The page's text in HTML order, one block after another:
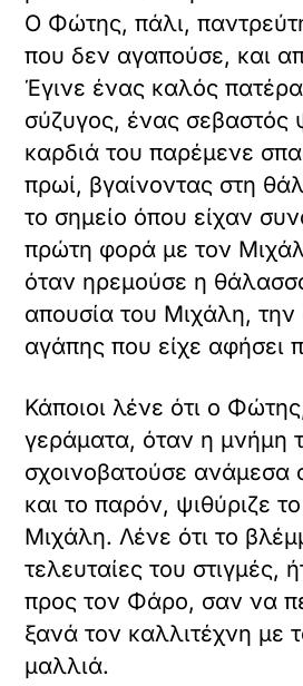
Ο Φώτης, πάλι,
που δεν αγαπούσε, και
Έγινε ένας καλός
σύζυγος, ένας
καρδιά του παρέμενε
πρωί, βγαίνοντας στη
το σημείο όπου είχαν
πρώτη φορά με τον
όταν ηρεμούσε η
απουσία του Μιχάλη, την
αγάπης που είχε αφήσει
Κάποιοι λένε ότι ο
γεράματα, όταν η μνήμη
σχοινοβατούσε ανάμεσα
και το παρόν, ψιθύριζε
Μιχάλη. Λένε ότι το
τελευταίες του στιγμές,
προς τον Φάρο, σαν να
ξανά τον καλλιτέχνη με
μαλλιά.